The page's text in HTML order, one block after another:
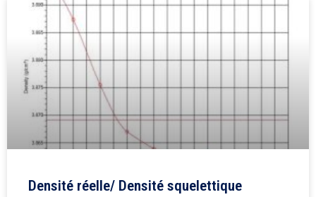
Densité réelle/ Densité squelettique